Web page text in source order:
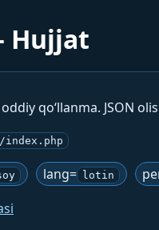
Hujjat
qo‘llanma. JSON
lang= lotin